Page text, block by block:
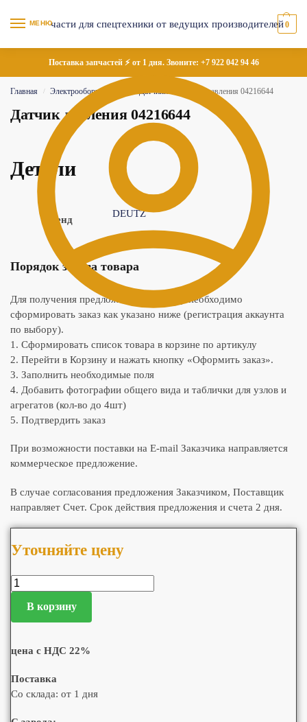
МЕНЮ 0
Поставка запчастей ⚡ от 1 дня. Звоните: +7 922 042 94 46
Главная / Электрооборудование Датчики Датчик давления 04216644
Датчик давления 04216644
Детали
Бренд
DEUTZ
Порядок заказа товара
Для получения предложения по товару необходимо
сформировать заказ как указано ниже (регистрация аккаунта
по выбору).
1. Сформировать список товара в корзине по артикулу
2. Перейти в Корзину и нажать кнопку «Оформить заказ».
3. Заполнить необходимые поля
4. Добавить фотографии общего вида и таблички для узлов и
агрегатов (кол-во до 4шт)
5. Подтвердить заказ
При возможности поставки на E-mail Заказчика направляется
коммерческое предложение.
В случае согласования предложения Заказчиком, Поставщик
направляет Счет. Срок действия предложения и счета 2 дня.
Уточняйте цену
В корзину
цена с НДС 22%
Поставка
Со склада: от 1 дня